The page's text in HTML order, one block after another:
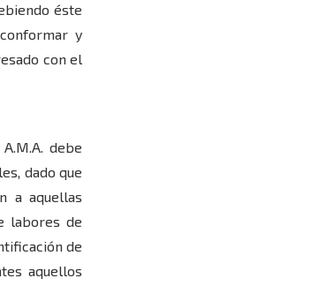
éste
y
con el
A.M.A. debe
dado que
a aquellas
labores de
de
aquellos